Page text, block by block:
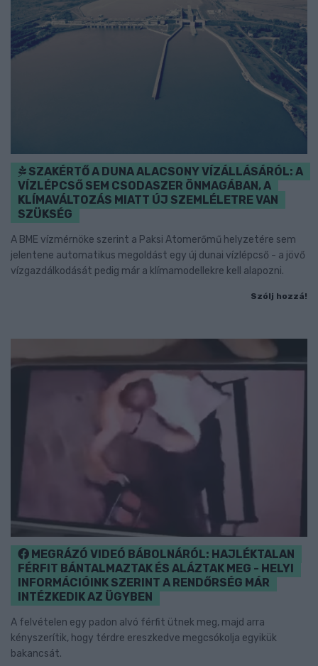
SZAKÉRTŐ A DUNA ALACSONY VÍZÁLLÁSÁRÓL: A
VÍZLÉPCSŐ SEM CSODASZER ÖNMAGÁBAN, A
KLÍMAVÁLTOZÁS MIATT ÚJ SZEMLÉLETRE VAN
SZÜKSÉG
A BME vízmérnöke szerint a Paksi Atomerőmű helyzetére sem
jelentene automatikus megoldást egy új dunai vízlépcső - a jövő
vízgazdálkodását pedig már a klímamodellekre kell alapozni.
Szólj hozzá!
MEGRÁZÓ VIDEÓ BÁBOLNÁRÓL: HAJLÉKTALAN
FÉRFIT BÁNTALMAZTAK ÉS ALÁZTAK MEG - HELYI
INFORMÁCIÓINK SZERINT A RENDŐRSÉG MÁR
INTÉZKEDIK AZ ÜGYBEN
A felvételen egy padon alvó férfit ütnek meg, majd arra
kényszerítik, hogy térdre ereszkedve megcsókolja egyikük
bakancsát.